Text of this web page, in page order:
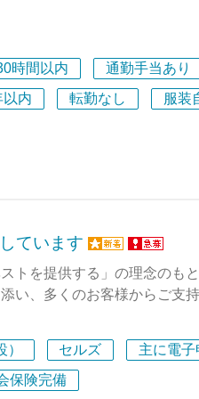
フの健康を大切にする職場
食生活の見直し研修をはじめ
の中で自然と健康を意識でき
姿勢を大切にし、挑戦する社
ア形成を支援しています。自
積むことができるでしょう。
長し、新たな価値を創出し
時間以内
通勤手当あり
以内 転勤なし
服装
ています
トを提供する」の理念のも
い、多くのお客様からご支
務相談などの社会保険労務士
計算や会計業務などお客様の
セルズ
主に電子
保険完備